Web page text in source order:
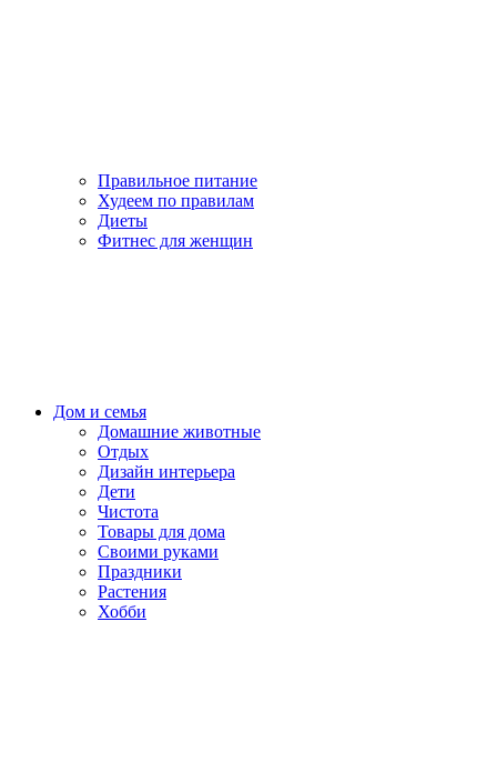
Правильное питание
Худеем по правилам
Диеты
Фитнес для женщин
Дом и семья
Домашние животные
Отдых
Дизайн интерьера
Дети
Чистота
Товары для дома
Своими руками
Праздники
Растения
Хобби